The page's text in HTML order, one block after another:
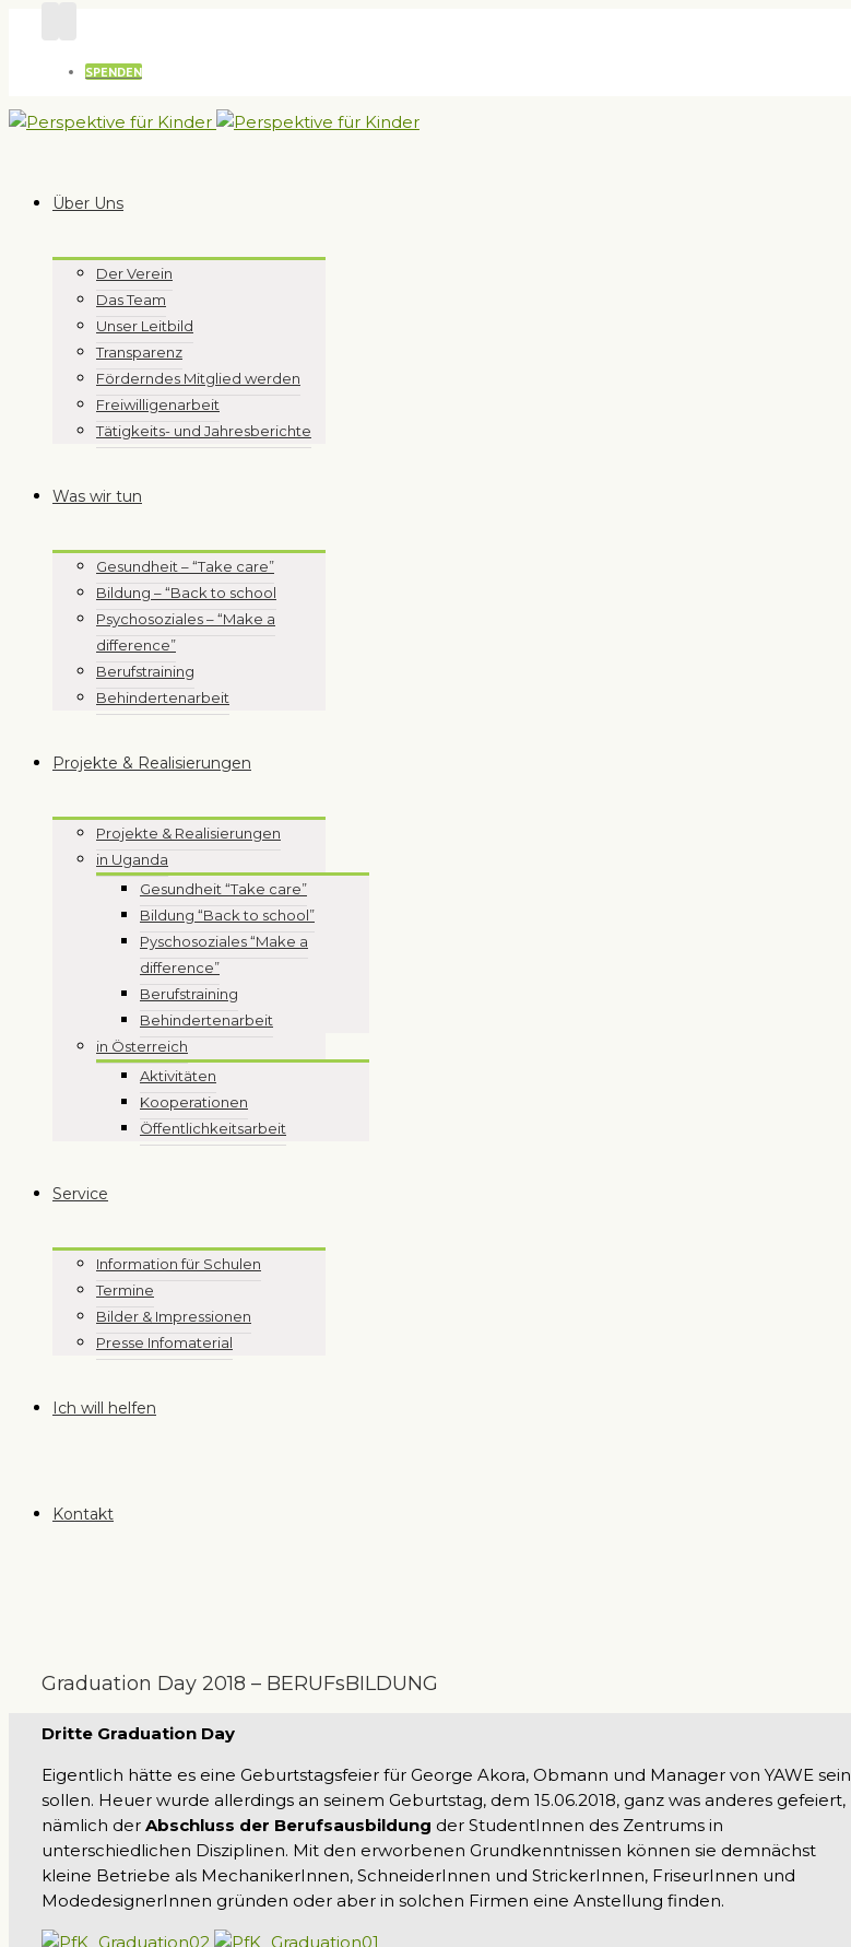
SPENDEN
Über Uns
Der Verein
Das Team
Unser Leitbild
Transparenz
Förderndes Mitglied werden
Freiwilligenarbeit
Tätigkeits- und Jahresberichte
Was wir tun
Gesundheit – “Take care”
Bildung – “Back to school
Psychosoziales – “Make a
difference”
Berufstraining
Behindertenarbeit
Projekte & Realisierungen
Projekte & Realisierungen
in Uganda
Gesundheit “Take care”
Bildung “Back to school”
Pyschosoziales “Make a
difference”
Berufstraining
Behindertenarbeit
in Österreich
Aktivitäten
Kooperationen
Öffentlichkeitsarbeit
Service
Information für Schulen
Termine
Bilder & Impressionen
Presse Infomaterial
Ich will helfen
Kontakt
Graduation Day 2018 – BERUFsBILDUNG
Dritte Graduation Day
Eigentlich hätte es eine Geburtstagsfeier für George Akora, Obmann und Manager von YAWE sein
sollen. Heuer wurde allerdings an seinem Geburtstag, dem 15.06.2018, ganz was anderes gefeiert,
nämlich der Abschluss der Berufsausbildung der StudentInnen des Zentrums in
unterschiedlichen Disziplinen. Mit den erworbenen Grundkenntnissen können sie demnächst
kleine Betriebe als MechanikerInnen, SchneiderInnen und StrickerInnen, FriseurInnen und
ModedesignerInnen gründen oder aber in solchen Firmen eine Anstellung finden.